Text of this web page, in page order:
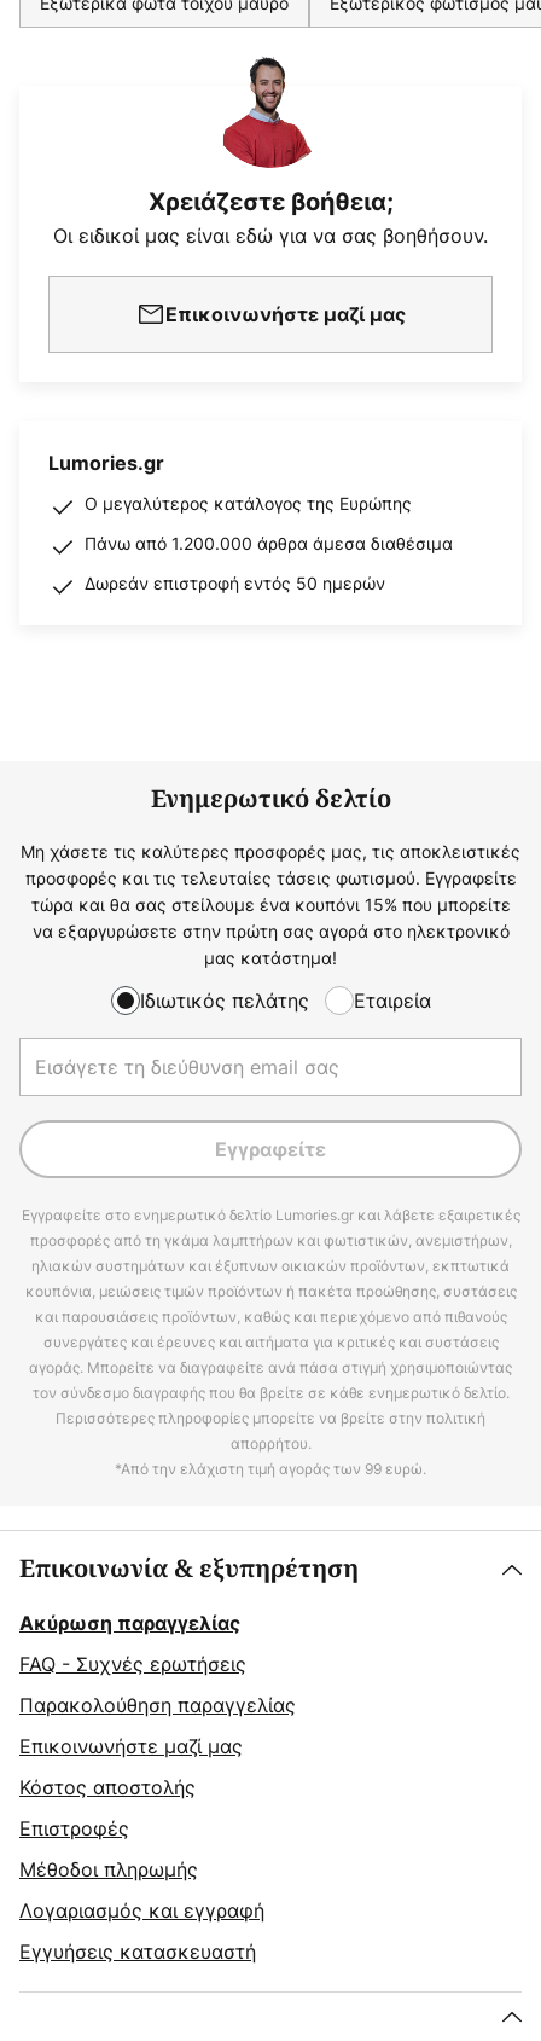
Χρειάζεστε βοήθεια;
Οι ειδικοί μας είναι εδώ για να σας βοηθήσουν.
Επικοινωνήστε μαζί μας
Lumories.gr
Ο μεγαλύτερος κατάλογος της Ευρώπης
Πάνω από 1.200.000 άρθρα άμεσα διαθέσιμα
Δωρεάν επιστροφή εντός 50 ημερών
Ενημερωτικό δελτίο
Μη χάσετε τις καλύτερες προσφορές μας, τις αποκλειστικές
προσφορές και τις τελευταίες τάσεις φωτισμού. Εγγραφείτε
τώρα και θα σας στείλουμε ένα κουπόνι 15% που μπορείτε
να εξαργυρώσετε στην πρώτη σας αγορά στο ηλεκτρονικό
μας κατάστημα!
Ιδιωτικός πελάτης Εταιρεία
Εγγραφείτε
Εγγραφείτε στο ενημερωτικό δελτίο Lumories.gr και λάβετε εξαιρετικές
προσφορές από τη γκάμα λαμπτήρων και φωτιστικών, ανεμιστήρων,
ηλιακών συστημάτων και έξυπνων οικιακών προϊόντων, εκπτωτικά
κουπόνια, μειώσεις τιμών προϊόντων ή πακέτα προώθησης, συστάσεις
και παρουσιάσεις προϊόντων, καθώς και περιεχόμενο από πιθανούς
συνεργάτες και έρευνες και αιτήματα για κριτικές και συστάσεις
αγοράς. Μπορείτε να διαγραφείτε ανά πάσα στιγμή χρησιμοποιώντας
τον σύνδεσμο διαγραφής που θα βρείτε σε κάθε ενημερωτικό δελτίο.
Περισσότερες πληροφορίες μπορείτε να βρείτε στην πολιτική
απορρήτου.
*Από την ελάχιστη τιμή αγοράς των 99 ευρώ.
Επικοινωνία & εξυπηρέτηση
Ακύρωση παραγγελίας
FAQ - Συχνές ερωτήσεις
Παρακολούθηση παραγγελίας
Επικοινωνήστε μαζί μας
Κόστος αποστολής
Επιστροφές
Μέθοδοι πληρωμής
Λογαριασμός και εγγραφή
Εγγυήσεις κατασκευαστή